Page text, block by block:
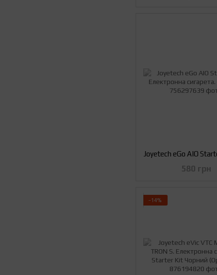
580 грн
−14%